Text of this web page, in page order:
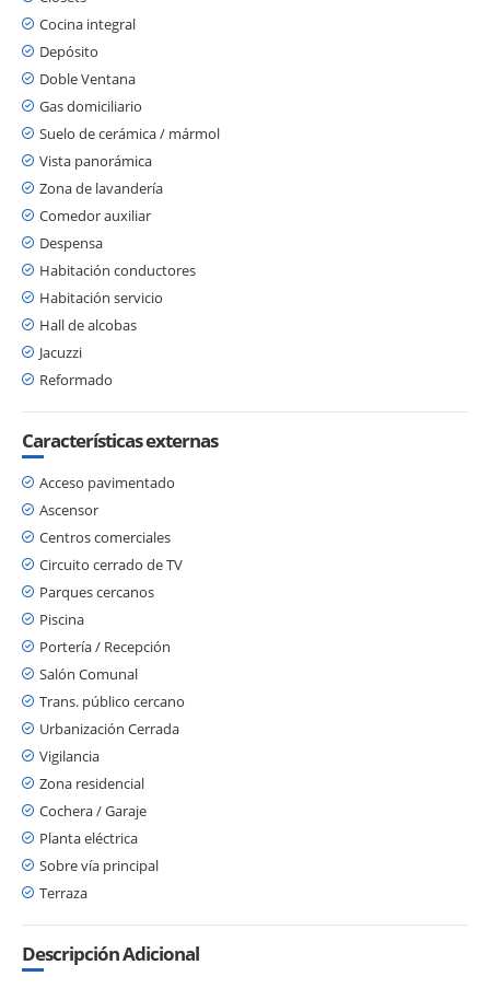
Cocina integral
Depósito
Doble Ventana
Gas domiciliario
Suelo de cerámica / mármol
Vista panorámica
Zona de lavandería
Comedor auxiliar
Despensa
Habitación conductores
Habitación servicio
Hall de alcobas
Jacuzzi
Reformado
Características externas
Acceso pavimentado
Ascensor
Centros comerciales
Circuito cerrado de TV
Parques cercanos
Piscina
Portería / Recepción
Salón Comunal
Trans. público cercano
Urbanización Cerrada
Vigilancia
Zona residencial
Cochera / Garaje
Planta eléctrica
Sobre vía principal
Terraza
Descripción Adicional